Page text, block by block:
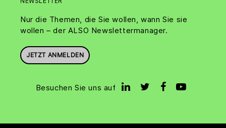
Nur die Themen, die Sie wollen, wann Sie sie
wollen – der ALSO Newslettermanager.
JETZT ANMELDEN
Besuchen Sie uns auf